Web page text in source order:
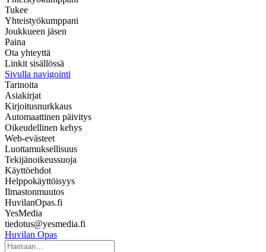
Tukee
Yhteistyökumppani
Joukkueen jäsen
Paina
Ota yhteyttä
Linkit sisällössä
Sivulla navigointi
Tarinoita
Asiakirjat
Kirjoitusnurkkaus
Automaattinen päivitys
Oikeudellinen kehys
Web-evästeet
Luottamuksellisuus
Tekijänoikeussuoja
Käyttöehdot
Helppokäyttöisyys
Ilmastonmuutos
HuvilanOpas.fi
YesMedia
tiedotus@yesmedia.fi
Huvilan Opas